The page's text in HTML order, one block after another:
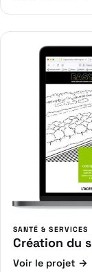
SANTÉ & SERVICES
Création du
Voir le projet →